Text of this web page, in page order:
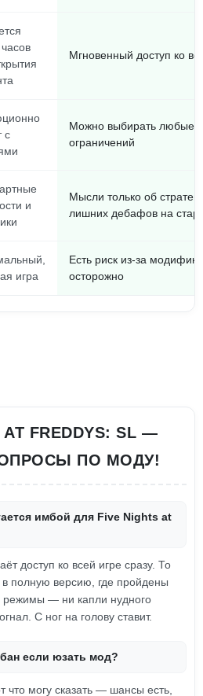
Мгновенный доступ ко
с
Можно выбирать любые
ограничений
и
Мысли только об
лишних дебафов на
игра
Есть риск из-за
осторожно
AT FREDDYS: SL —
ПО МОДУ!
имбой для Five Nights at
доступ ко всей игре сразу. То
полную версию, где пройдены
режимы — ни капли нудного
С ног на голову ставит.
если юзать мод?
что могу сказать — шансы есть,